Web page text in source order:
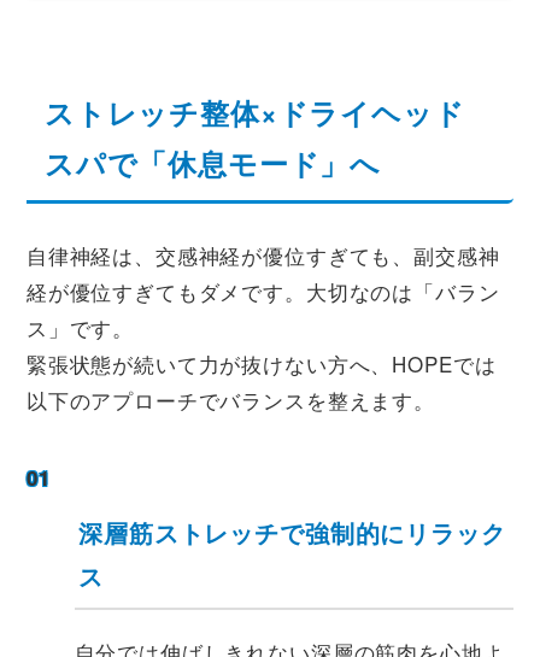
ストレッチ整体×ドライヘッド
スパで「休息モード」へ
自律神経は、交感神経が優位すぎても、副交感神
経が優位すぎてもダメです。大切なのは「バラン
ス」です。
緊張状態が続いて力が抜けない方へ、HOPEでは
以下のアプローチでバランスを整えます。
01
深層筋ストレッチで強制的にリラック
ス